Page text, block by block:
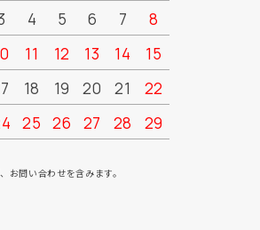
4 5 6 7
8
11 12 13 14
15
18 19 20 21
22
25 26 27 28
29
お問い合わせを含みます。